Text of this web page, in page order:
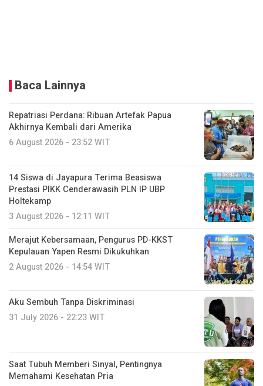
Baca Lainnya
Repatriasi Perdana: Ribuan Artefak Papua
Akhirnya Kembali dari Amerika
6 August 2026 - 23:52 WIT
14 Siswa di Jayapura Terima Beasiswa
Prestasi PIKK Cenderawasih PLN IP UBP
Holtekamp
3 August 2026 - 12:11 WIT
Merajut Kebersamaan, Pengurus PD-KKST
Kepulauan Yapen Resmi Dikukuhkan
2 August 2026 - 14:54 WIT
Aku Sembuh Tanpa Diskriminasi
31 July 2026 - 22:23 WIT
Saat Tubuh Memberi Sinyal, Pentingnya
Memahami Kesehatan Pria